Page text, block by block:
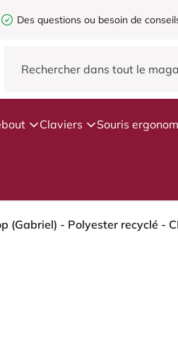
Des questions ou besoin de
Claviers Souris